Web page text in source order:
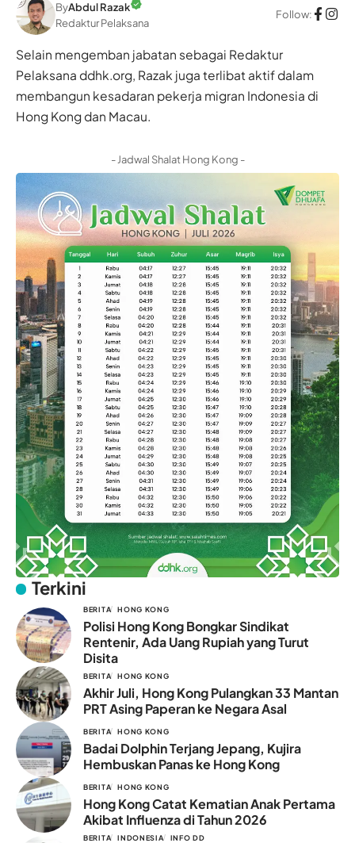
ByAbdul Razak
Redaktur Pelaksana
Follow:
Selain mengemban jabatan sebagai Redaktur
Pelaksana ddhk.org, Razak juga terlibat aktif dalam
membangun kesadaran pekerja migran Indonesia di
Hong Kong dan Macau.
- Jadwal Shalat Hong Kong -
Terkini
BERITA HONG KONG
Polisi Hong Kong Bongkar Sindikat
Rentenir, Ada Uang Rupiah yang Turut
Disita
BERITA HONG KONG
Akhir Juli, Hong Kong Pulangkan 33 Mantan
PRT Asing Paperan ke Negara Asal
BERITA HONG KONG
Badai Dolphin Terjang Jepang, Kujira
Hembuskan Panas ke Hong Kong
BERITA HONG KONG
Hong Kong Catat Kematian Anak Pertama
Akibat Influenza di Tahun 2026
BERITA INDONESIA INFO DD